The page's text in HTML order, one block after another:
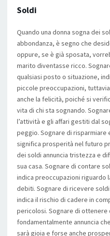
Soldi
Quando una donna sogna dei
abbondanza, è segno che
oppure, se è già sposata,
marito diventasse ricco.
qualsiasi posto o situazione,
piccole preoccupazioni,
anche la felicità, poiché si
vita di chi sta sognando.
l’attività e gli affari gestiti dal
peggio. Sognare di risparmiare
significa prosperità nel futuro
dei soldi annuncia tristezza e
sua casa. Sognare di contare
indica preoccupazioni riguardo
debiti. Sognare di ricevere soldi
indica il rischio di cadere in
pericolosi. Sognare di ottenere
fondamentalmente annuncia
sarà gioia e forse anche